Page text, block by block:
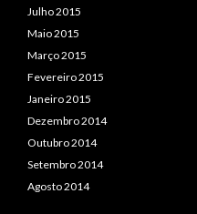
Julho 2015
Maio 2015
Março 2015
Fevereiro 2015
Janeiro 2015
Dezembro 2014
Outubro 2014
Setembro 2014
Agosto 2014